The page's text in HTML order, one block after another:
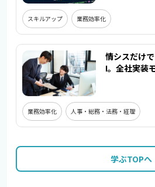
スキルアップ 業務効率化
情シスだけ
I。全社実装
業務効率化 人事・総務・法務・経理
学ぶTOPへ